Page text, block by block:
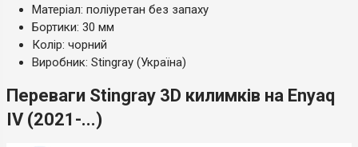
Матеріал: поліуретан без запаху
Бортики: 30 мм
Колір: чорний
Виробник: Stingray (Україна)
Переваги Stingray 3D килимків на Enyaq
IV (2021-...)